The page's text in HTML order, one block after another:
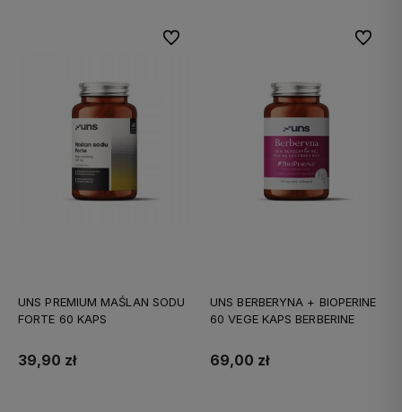
UNS PREMIUM MAŚLAN SODU
FORTE 60 KAPS
39,90 zł
Do ulubionych
UNS BERBERYNA + BIOPERINE
60 VEGE KAPS BERBERINE
69,00 zł
Do